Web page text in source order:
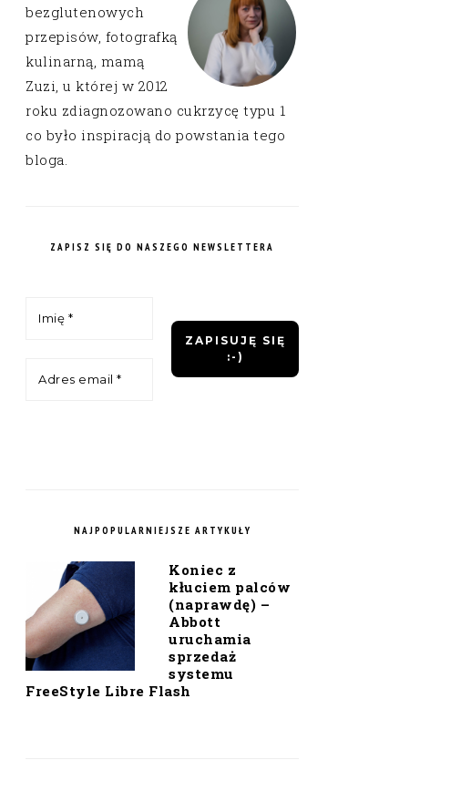
bezglutenowych
przepisów, fotografką
kulinarną, mamą
Zuzi, u której w 2012
roku zdiagnozowano cukrzycę typu 1
co było inspiracją do powstania tego
bloga.
ZAPISZ SIĘ DO NASZEGO NEWSLETTERA
NAJPOPULARNIEJSZE ARTYKUŁY
Koniec z
kłuciem palców
(naprawdę) –
Abbott
uruchamia
sprzedaż
systemu
FreeStyle Libre Flash